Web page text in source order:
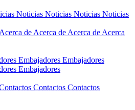
Noticias Noticias Noticias Noticias
Acerca de Acerca de Acerca de Acerca
Embajadores Embajadores
Embajadores
Contactos Contactos